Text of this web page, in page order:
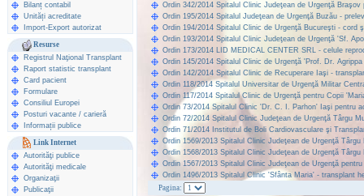
Bilanț contabil
Unități acreditate
Import-Export autorizat
Resurse
Registrul Naţional Transplant
Raport statistic transplant
Card pacient
Formulare
Consiliul Europei
Posturi vacante / carieră
Informații publice
Link Internet
Autorităţi publice
Autorităţi medicale
Organizaţii
Publicaţii
Ordin 342/2014 Spitalul Clinic Judeţean de Urgenţă
Ordin 195/2014 Spitalul Judeţean de Urgenţă Buzău -
Ordin 194/2014 Spitalul Clinic de Urgenţă Bucureşti - cord
Ordin 193/2014 Spitalul Clinic Judeţean de Urgenţă 'Sf.
Ordin 173/2014 LID MEDICAL CENTER SRL - celule
Ordin 145/2014 Spitalul Clinic de Urgenţă 'Prof. Dr.
Ordin 142/2014 Spitalul Clinic de Recuperare Iaşi -
Ordin 118/2014 Spitalul Universitar de Urgenţă Militar
Ordin 117/2014 Spitalul Clinic de Urgenţă pentru Copii
Ordin 73/2014 Spitalul Clinic 'Dr. C. I. Parhon' Iaşi pentru
Ordin 72/2014 Spitalul Clinic Judeţean de Urgenţă Târgu
Ordin 71/2014 Institutul de Boli Cardiovasculare şi
Ordin 1569/2013 Spitalul Clinic Judeţean de Urgenţă
Ordin 1568/2013 Spitalul Clinic Judeţean de Urgenţă
Ordin 1567/2013 Spitalul Clinic Judeţean de Urgenţă
Ordin 1496/2013 Spitalul Clinic 'Sfânta Maria' - transplant
Pagina: